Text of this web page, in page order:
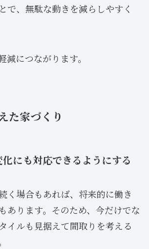
で、無駄な動きを減らしやすく
減につながります。
た家づくり
にも対応できるようにする
く場合もあれば、将来的に働き
あります。そのため、今だけでな
イルも見据えて間取りを考える